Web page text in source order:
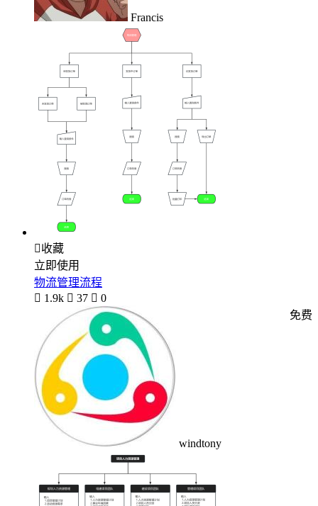
Francis
收藏
立即使用
物流管理流程
 1.9k  37  0
windtony
免费